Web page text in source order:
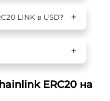
LINK в USD?
ERC20 на